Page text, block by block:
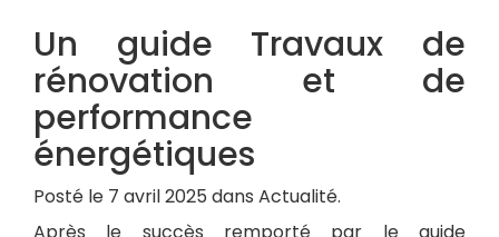
Un guide Travaux de
rénovation et de
performance
énergétiques
Posté le 7 avril 2025 dans Actualité.
Après le succès remporté par le guide